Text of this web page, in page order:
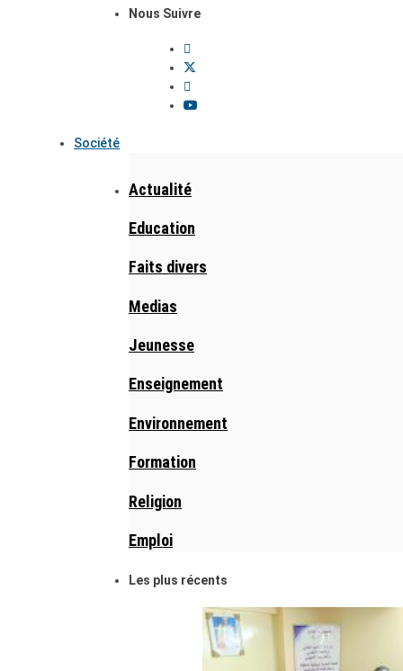
Nous Suivre
Société
Actualité
Education
Faits divers
Medias
Jeunesse
Enseignement
Environnement
Formation
Religion
Emploi
Les plus récents